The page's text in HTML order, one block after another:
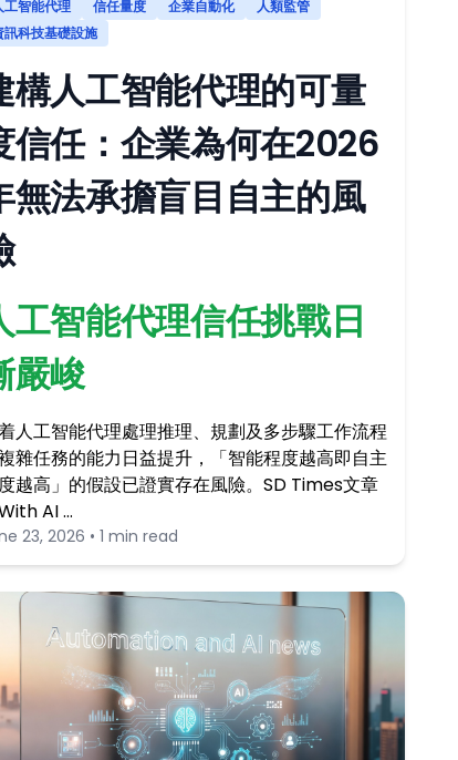
工智能代理 信任量度 企業自動化
人類監管
訊科技基礎設施
構人工智能代理的可量
信任：企業為何在2026
無法承擔盲目自主的風
工智能代理信任挑戰日
嚴峻
人工智能代理處理推理、規劃及多步驟工作流程
雜任務的能力日益提升，「智能程度越高即自主
越高」的假設已證實存在風險。SD Times文章
With AI …
23, 2026 • 1 min read